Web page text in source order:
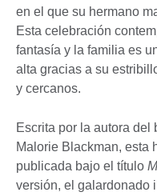
en el que su hermano
Esta celebración
fantasía y la familia es
alta gracias a su
y cercanos.
Escrita por la autora del
Malorie Blackman, esta
publicada bajo el título
versión, el galardonado